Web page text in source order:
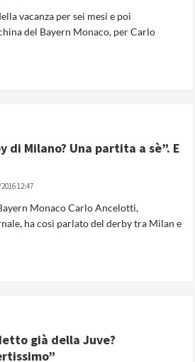
vacanza per sei mesi e poi
del Bayern Monaco, per Carlo
di Milano? Una partita a sè”. E
12:47
Monaco Carlo Ancelotti,
ha così parlato del derby tra Milan e
già della Juve?